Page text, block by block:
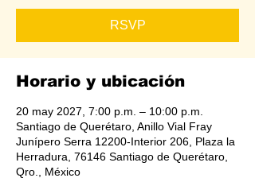
RSVP
Horario y ubicación
20 may 2027, 7:00 p.m. – 10:00 p.m.
Santiago de Querétaro, Anillo Vial Fray
Junípero Serra 12200-Interior 206, Plaza la
Herradura, 76146 Santiago de Querétaro,
Qro., México